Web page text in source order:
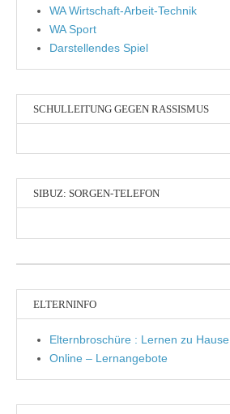
WA Wirtschaft-Arbeit-Technik
WA Sport
Darstellendes Spiel
SCHULLEITUNG GEGEN RASSISMUS
SIBUZ: SORGEN-TELEFON
ELTERNINFO
Elternbroschüre : Lernen zu Hause
Online – Lernangebote